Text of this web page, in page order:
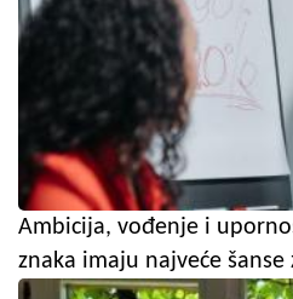
Ambicija, vođenje i
znaka imaju najveće